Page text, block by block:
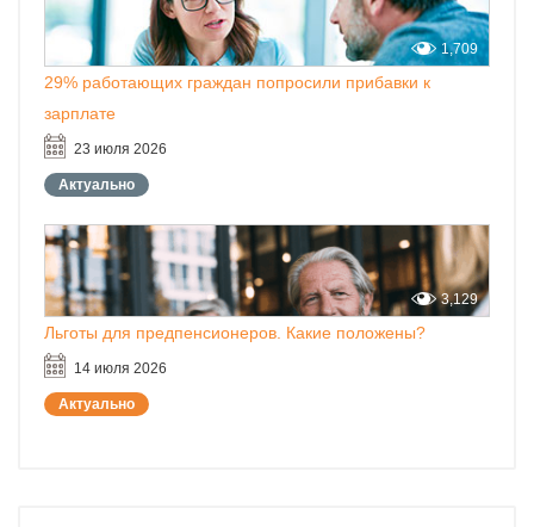
29% работающих граждан попросили прибавки к
зарплате
23 июля 2026
1,709
Актуально
Льготы для предпенсионеров. Какие положены?
14 июля 2026
3,129
Актуально